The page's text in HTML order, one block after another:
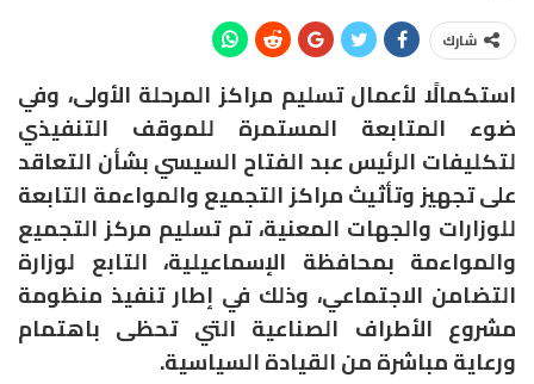
شارك
استكمالًا لأعمال تسليم مراكز المرحلة الأولى، وفي
ضوء المتابعة المستمرة للموقف التنفيذي
لتكليفات الرئيس عبد الفتاح السيسي بشأن التعاقد
على تجهيز وتأثيث مراكز التجميع والمواءمة التابعة
للوزارات والجهات المعنية، تم تسليم مركز التجميع
والمواءمة بمحافظة الإسماعيلية، التابع لوزارة
التضامن الاجتماعي، وذلك في إطار تنفيذ منظومة
مشروع الأطراف الصناعية التي تحظى باهتمام
ورعاية مباشرة من القيادة السياسية.